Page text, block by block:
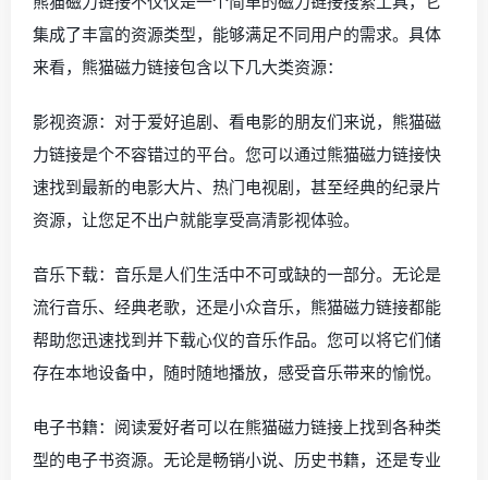
集成了丰富的资源类型，能够满足不同用户的需求。具体
来看，熊猫磁力链接包含以下几大类资源：
影视资源：对于爱好追剧、看电影的朋友们来说，熊猫磁
力链接是个不容错过的平台。您可以通过熊猫磁力链接快
速找到最新的电影大片、热门电视剧，甚至经典的纪录片
资源，让您足不出户就能享受高清影视体验。
音乐下载：音乐是人们生活中不可或缺的一部分。无论是
流行音乐、经典老歌，还是小众音乐，熊猫磁力链接都能
帮助您迅速找到并下载心仪的音乐作品。您可以将它们储
存在本地设备中，随时随地播放，感受音乐带来的愉悦。
电子书籍：阅读爱好者可以在熊猫磁力链接上找到各种类
型的电子书资源。无论是畅销小说、历史书籍，还是专业